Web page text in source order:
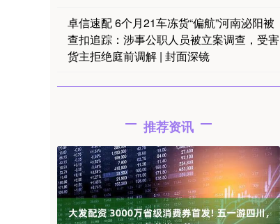
卓信速配 6个月21车冻货“偏航”河南泌阳被
查扣追踪：涉事公职人员被立案调查，受害
货主拒绝庭前调解 | 封面深镜
推荐资讯